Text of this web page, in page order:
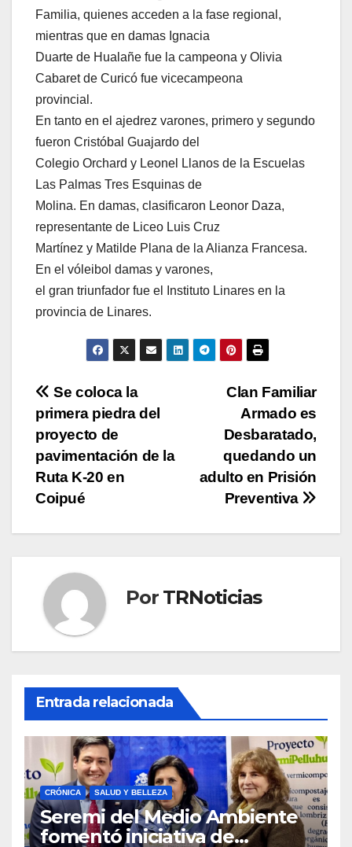
Familia, quienes acceden a la fase regional,
mientras que en damas Ignacia
Duarte de Hualañe fue la campeona y Olivia
Cabaret de Curicó fue vicecampeona
provincial.
En tanto en el ajedrez varones, primero y segundo
fueron Cristóbal Guajardo del
Colegio Orchard y Leonel Llanos de la Escuelas
Las Palmas Tres Esquinas de
Molina. En damas, clasificaron Leonor Daza,
representante de Liceo Luis Cruz
Martínez y Matilde Plana de la Alianza Francesa.
En el vóleibol damas y varones,
el gran triunfador fue el Instituto Linares en la
provincia de Linares.
Navegación
de
entradas
Clan Familiar
Armado es
Desbaratado,
quedando un
adulto en Prisión
Preventiva
Se coloca la
primera piedra del
proyecto de
pavimentación de la
Ruta K-20 en
Coipué
Por TRNoticias
Entrada relacionada
CRÓNICA SALUD Y BELLEZA
Seremi del Medio Ambiente
fomentó iniciativa de